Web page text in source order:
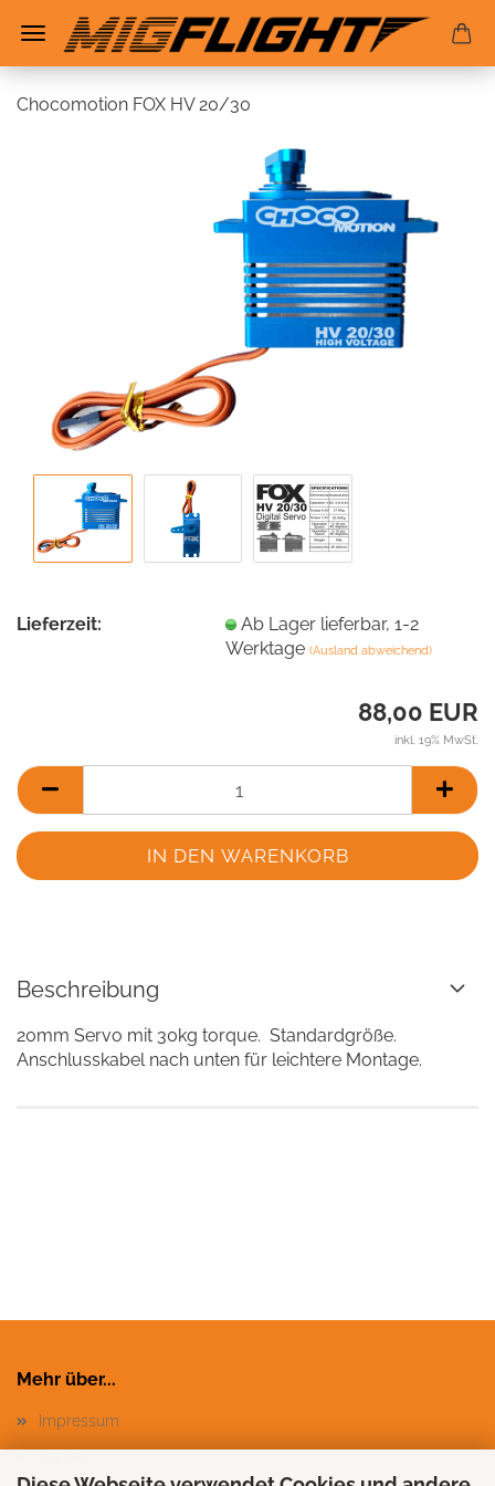
Chocomotion FOX HV 20/30
Lieferzeit:
Ab Lager lieferbar, 1-2
Werktage(Ausland abweichend)
88,00 EUR
inkl. 19% MwSt.
Beschreibung
20mm Servo mit 30kg torque. Standardgröße.
Anschlusskabel nach unten für leichtere Montage.
Mehr über...
Impressum